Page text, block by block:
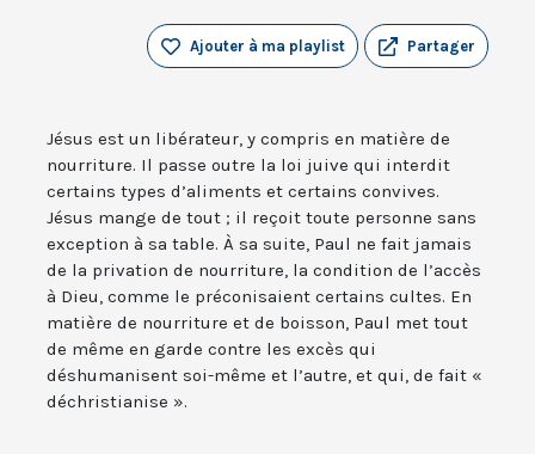
Partager
Ajouter à ma playlist
Jésus est un libérateur, y compris en matière de
nourriture. Il passe outre la loi juive qui interdit
certains types d’aliments et certains convives.
Jésus mange de tout ; il reçoit toute personne sans
exception à sa table. À sa suite, Paul ne fait jamais
de la privation de nourriture, la condition de l’accès
à Dieu, comme le préconisaient certains cultes. En
matière de nourriture et de boisson, Paul met tout
de même en garde contre les excès qui
déshumanisent soi-même et l’autre, et qui, de fait «
déchristianise ».